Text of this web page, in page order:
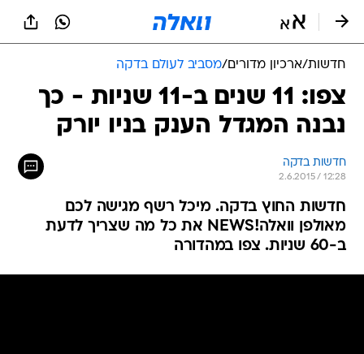
חדשות/ארכיון מדורים/מסביב לעולם בדקה
צפו: 11 שנים ב-11 שניות - כך
נבנה המגדל הענק בניו יורק
חדשות בדקה
2.6.2015 / 12:28
חדשות החוץ בדקה. מיכל רשף מגישה לכם
מאולפן וואלה!NEWS את כל מה שצריך לדעת
ב-60 שניות. צפו במהדורה